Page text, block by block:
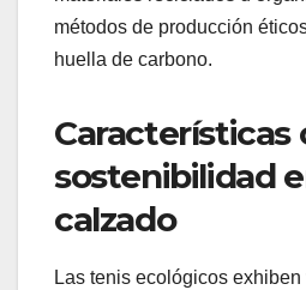
métodos de producción
huella de carbono.
Características
sostenibilidad
calzado
Las tenis ecológicos exhiben